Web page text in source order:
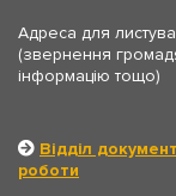
Адреса для
(звернення
інформацію тощо)
Відділ
роботи